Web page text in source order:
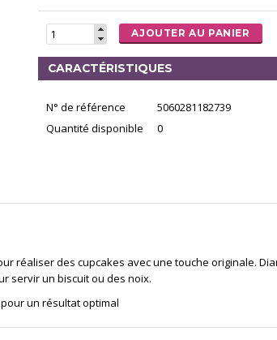
AJOUTER AU PANIER
CARACTÉRISTIQUES
N° de référence
5060281182739
Quantité disponible
0
réaliser des cupcakes avec une touche originale.
servir un biscuit ou des noix.
un résultat optimal